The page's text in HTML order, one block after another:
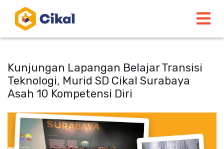
Kunjungan Lapangan Belajar Transisi
Teknologi, Murid SD Cikal Surabaya
Asah 10 Kompetensi Diri